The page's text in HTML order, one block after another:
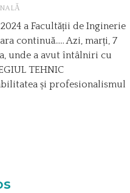
a Facultății de Inginerie
continuă….. Azi, marți, 7
unde a avut întâlniri cu
TEHNIC
și profesionalismul